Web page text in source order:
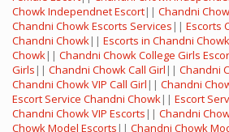
Chowk Independnet Escort|| Chandni
Chandni Chowk Escorts Services || Escorts
Chandni Chowk|| Escorts in Chandni Chowk
Chowk|| Chandni Chowk College Girls
Girls || Chandni Chowk Call Girl || Chandni
Chandni Chowk VIP Call Girl || Chandni
Escort Service Chandni Chowk|| Escort
Chandni Chowk VIP Escorts || Chandni
Chowk Model Escorts || Chandni Chowk